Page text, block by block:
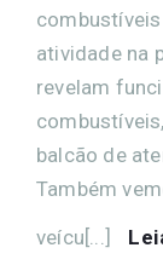
combustíveis
atividade na
revelam
balcão de
Também
veícu[...]